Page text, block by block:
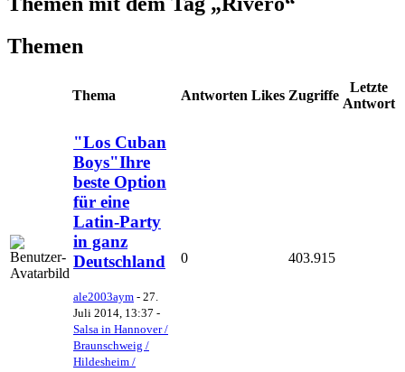
Themen
Thema Antworten Likes Zugriffe
Letzte
Antwort
"Los Cuban
Boys"Ihre
beste Option
für eine
Latin-Party
in ganz
Deutschland
ale2003aym - 27.
Juli 2014, 13:37 -
Salsa in Hannover /
Braunschweig /
Hildesheim /
0 403.915